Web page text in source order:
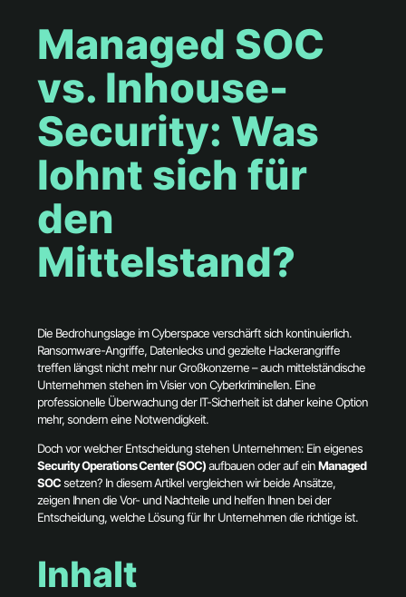
Managed SOC
vs. Inhouse-
Security: Was
lohnt sich für
den
Mittelstand?
Die Bedrohungslage im Cyberspace verschärft sich kontinuierlich.
Ransomware-Angriffe, Datenlecks und gezielte Hackerangriffe
treffen längst nicht mehr nur Großkonzerne – auch mittelständische
Unternehmen stehen im Visier von Cyberkriminellen. Eine
professionelle Überwachung der IT-Sicherheit ist daher keine Option
mehr, sondern eine Notwendigkeit.
Doch vor welcher Entscheidung stehen Unternehmen: Ein eigenes
Security Operations Center (SOC)aufbauen oder auf einManaged
SOCsetzen? In diesem Artikel vergleichen wir beide Ansätze,
zeigen Ihnen die Vor- und Nachteile und helfen Ihnen bei der
Entscheidung, welche Lösung für Ihr Unternehmen die richtige ist.
Inhalt